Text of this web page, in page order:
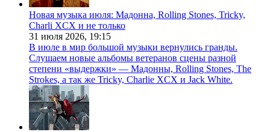
Новая музыка июля: Мадонна, Rolling Stones, Tricky,
Charli XCX и не только
31 июля 2026, 19:15
В июле в мир большой музыки вернулись гранды.
Слушаем новые альбомы ветеранов сцены разной
степени «выдержки» — Мадонны, Rolling Stones, The
Strokes, а так же Tricky, Charlie XCX и Jack White.